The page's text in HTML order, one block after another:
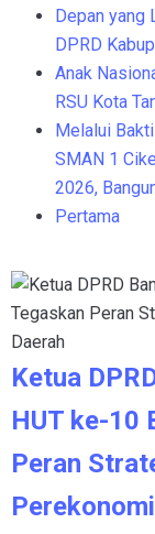
Depan yang
DPRD
Anak
RSU Kota
Melalui
SMAN 1
2026,
Pertama
Ketua
HUT ke-10
Peran